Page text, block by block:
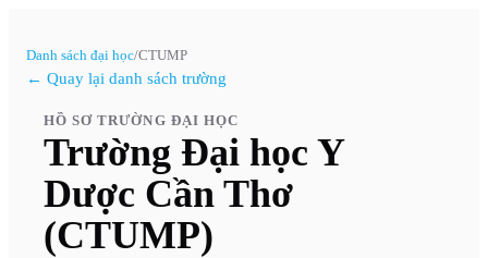
Danh sách đại học/CTUMP
← Quay lại danh sách trường
HỒ SƠ TRƯỜNG ĐẠI HỌC
Trường Đại học Y
Dược Cần Thơ
(CTUMP)